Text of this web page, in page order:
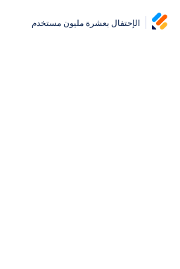
الإحتفال بعشرة مليون مستخدم